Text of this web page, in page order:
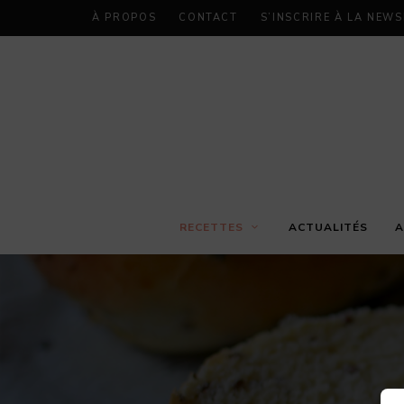
À PROPOS CONTACT S’INSCRIRE À LA
RECETTES ACTUALITÉS